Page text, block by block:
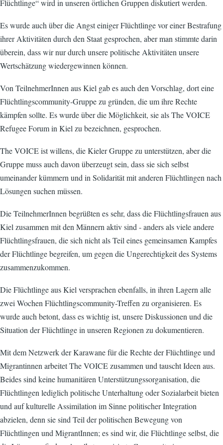
Flüchtlinge“ wird in unseren örtlichen Gruppen diskutiert werden.
Es wurde auch über die Angst einiger Flüchtlinge vor einer Bestrafung
ihrer Aktivitäten durch den Staat gesprochen, aber man stimmte darin
überein, dass wir nur durch unsere politische Aktivitäten unsere
Wertschätzung wiedergewinnen können.
Von TeilnehmerInnen aus Kiel gab es auch den Vorschlag, dort eine
Flüchtlingscommunity-Gruppe zu gründen, die um ihre Rechte
kämpfen sollte. Es wurde über die Möglichkeit, sie als The VOICE
Refugee Forum in Kiel zu bezeichnen, gesprochen.
The VOICE ist willens, die Kieler Gruppe zu unterstützen, aber die
Gruppe muss auch davon überzeugt sein, dass sie sich selbst
umeinander kümmern und in Solidarität mit anderen Flüchtlingen nach
Lösungen suchen müssen.
Die TeilnehmerInnen begrüßten es sehr, dass die Flüchtlingsfrauen aus
Kiel zusammen mit den Männern aktiv sind - anders als viele andere
Flüchtlingsfrauen, die sich nicht als Teil eines gemeinsamen Kampfes
der Flüchtlinge begreifen, um gegen die Ungerechtigkeit des Systems
zusammenzukommen.
Die Flüchtlinge aus Kiel versprachen ebenfalls, in ihren Lagern alle
zwei Wochen Flüchtlingscommunity-Treffen zu organisieren. Es
wurde auch betont, dass es wichtig ist, unsere Diskussionen und die
Situation der Flüchtlinge in unseren Regionen zu dokumentieren.
Mit dem Netzwerk der Karawane für die Rechte der Flüchtlinge und
Migrantinnen arbeitet The VOICE zusammen und tauscht Ideen aus.
Beides sind keine humanitären Unterstützungssorganisation, die
Flüchtlingen lediglich politische Unterhaltung oder Sozialarbeit bieten
und auf kulturelle Assimilation im Sinne politischer Integration
abzielen, denn sie sind Teil der politischen Bewegung von
Flüchtlingen und MigrantInnen; es sind wir, die Flüchtlinge selbst, die